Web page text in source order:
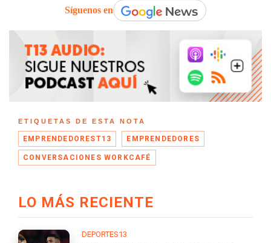
Síguenos en
ETIQUETAS DE ESTA NOTA
EMPRENDEDOREST13 EMPRENDEDORES
CONVERSACIONES WORKCAFÉ
LO MÁS RECIENTE
DEPORTES13